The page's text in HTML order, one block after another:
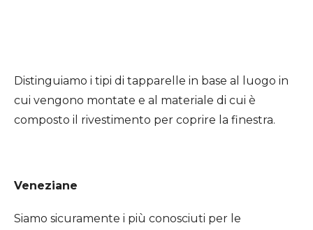
Distinguiamo i tipi di tapparelle in base al luogo in
cui vengono montate e al materiale di cui è
composto il rivestimento per coprire la finestra.
Veneziane
Siamo sicuramente i più conosciuti per le